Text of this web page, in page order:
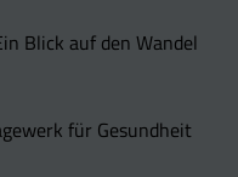
Blick auf den Wandel
für Gesundheit